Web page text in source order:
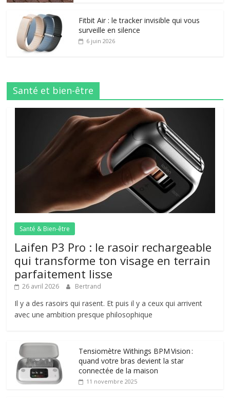
Fitbit Air : le tracker invisible qui vous
surveille en silence
6 juin 2026
Santé et bien-être
Santé & Bien-être
Laifen P3 Pro : le rasoir rechargeable
qui transforme ton visage en terrain
parfaitement lisse
26 avril 2026 Bertrand
Il y a des rasoirs qui rasent. Et puis il y a ceux qui arrivent
avec une ambition presque philosophique
Tensiomètre Withings BPM Vision :
quand votre bras devient la star
connectée de la maison
11 novembre 2025